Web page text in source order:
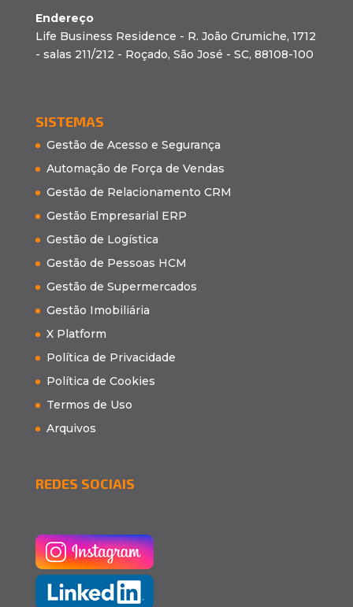
Endereço
Life Business Residence - R. João Grumiche, 1712
- salas 211/212 - Roçado, São José - SC, 88108-100
SISTEMAS
Gestão de Acesso e Segurança
Automação de Força de Vendas
Gestão de Relacionamento CRM
Gestão Empresarial ERP
Gestão de Logística
Gestão de Pessoas HCM
Gestão de Supermercados
Gestão Imobiliária
X Platform
Política de Privacidade
Política de Cookies
Termos de Uso
Arquivos
REDES SOCIAIS